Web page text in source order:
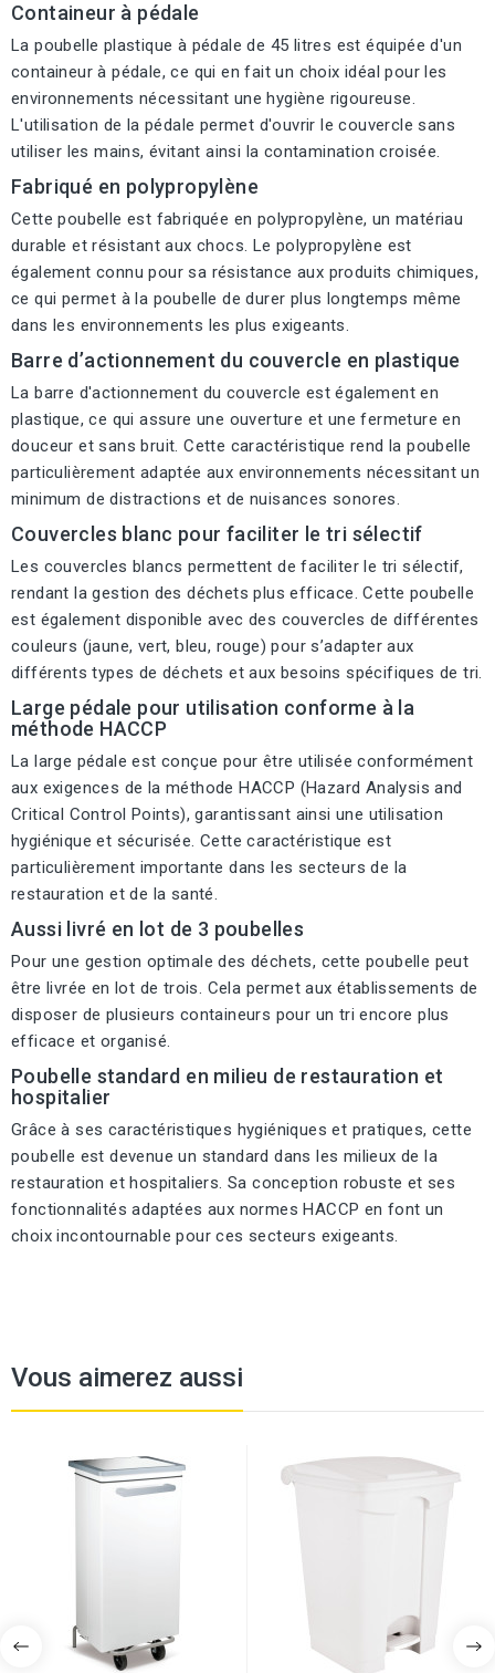
Containeur à pédale
La poubelle plastique à pédale de 45 litres est équipée d'un
containeur à pédale, ce qui en fait un choix idéal pour les
environnements nécessitant une hygiène rigoureuse.
L'utilisation de la pédale permet d'ouvrir le couvercle sans
utiliser les mains, évitant ainsi la contamination croisée.
Fabriqué en polypropylène
Cette poubelle est fabriquée en polypropylène, un matériau
durable et résistant aux chocs. Le polypropylène est
également connu pour sa résistance aux produits chimiques,
ce qui permet à la poubelle de durer plus longtemps même
dans les environnements les plus exigeants.
Barre d’actionnement du couvercle en plastique
La barre d'actionnement du couvercle est également en
plastique, ce qui assure une ouverture et une fermeture en
douceur et sans bruit. Cette caractéristique rend la poubelle
particulièrement adaptée aux environnements nécessitant un
minimum de distractions et de nuisances sonores.
Couvercles blanc pour faciliter le tri sélectif
Les couvercles blancs permettent de faciliter le tri sélectif,
rendant la gestion des déchets plus efficace. Cette poubelle
est également disponible avec des couvercles de différentes
couleurs (jaune, vert, bleu, rouge) pour s’adapter aux
différents types de déchets et aux besoins spécifiques de tri.
Large pédale pour utilisation conforme à la
méthode HACCP
La large pédale est conçue pour être utilisée conformément
aux exigences de la méthode HACCP (Hazard Analysis and
Critical Control Points), garantissant ainsi une utilisation
hygiénique et sécurisée. Cette caractéristique est
particulièrement importante dans les secteurs de la
restauration et de la santé.
Aussi livré en lot de 3 poubelles
Pour une gestion optimale des déchets, cette poubelle peut
être livrée en lot de trois. Cela permet aux établissements de
disposer de plusieurs containeurs pour un tri encore plus
efficace et organisé.
Poubelle standard en milieu de restauration et
hospitalier
Grâce à ses caractéristiques hygiéniques et pratiques, cette
poubelle est devenue un standard dans les milieux de la
restauration et hospitaliers. Sa conception robuste et ses
fonctionnalités adaptées aux normes HACCP en font un
choix incontournable pour ces secteurs exigeants.
Vous aimerez aussi